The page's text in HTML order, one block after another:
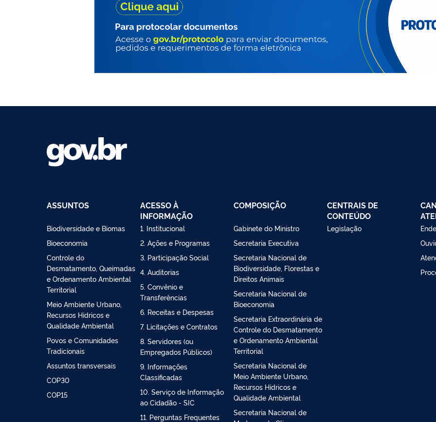
ASSUNTOS
Biodiversidade e Biomas
Bioeconomia
Controle do
e Ordenamento Ambiental
Territorial
Recursos Hídricos e
Qualidade Ambiental
Povos e Comunidades
Tradicionais
Assuntos transversais
ACESSO À
INFORMAÇÃO
1. Institucional
2. Ações e Programas
3. Participação Social
4. Auditorias
5. Convênio e
Transferências
6. Receitas e Despesas
7. Licitações e Contratos
8. Servidores (ou
Empregados Públicos)
9. Informações
Classificadas
10. Serviço de Informação
COMPOSIÇÃO
Gabinete do Ministro
Secretaria Executiva
Biodiversidade, Florestas e
Direitos Animais
Secretaria Nacional de
Bioeconomia
Secretaria Extraordinária de
e Ordenamento Ambiental
Territorial
Secretaria Nacional de
Recursos Hídricos e
CENTRAIS DE